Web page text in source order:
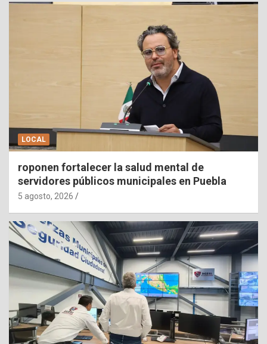
LOCAL
roponen fortalecer la salud mental de
servidores públicos municipales en Puebla
5 agosto, 2026